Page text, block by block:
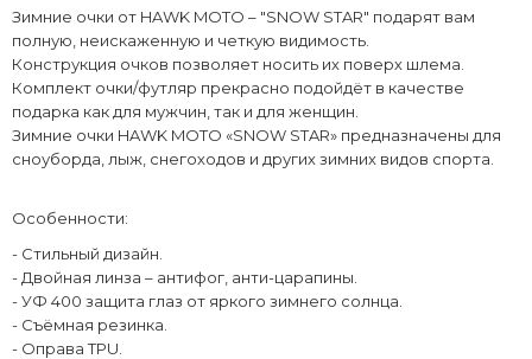
Зимние очки от HAWK MOTO – "SNOW STAR" подарят вам
полную, неискаженную и четкую видимость.
Конструкция очков позволяет носить их поверх шлема.
Комплект очки/футляр прекрасно подойдёт в качестве
подарка как для мужчин, так и для женщин.
Зимние очки HAWK MOTO «SNOW STAR» предназначены для
сноуборда, лыж, снегоходов и других зимних видов спорта.
Особенности:
- Стильный дизайн.
- Двойная линза – антифог, анти-царапины.
- УФ 400 защита глаз от яркого зимнего солнца.
- Съёмная резинка.
- Оправа TPU.